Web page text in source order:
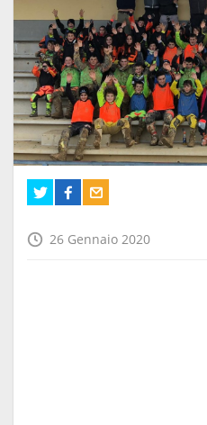
26 Gennaio 2020